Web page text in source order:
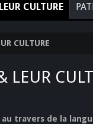
CULTURE
CULTURE
LEUR
travers de la